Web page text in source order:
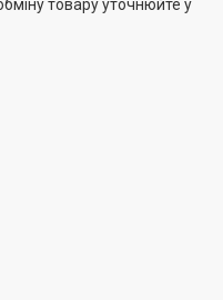
товару уточнюйте у